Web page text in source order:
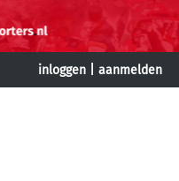
inloggen aanmelden